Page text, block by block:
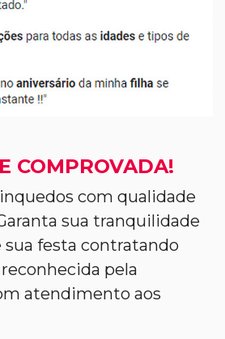
COMPROVADA!
com qualidade
sua tranquilidade
sua festa contratando
pela
atendimento aos